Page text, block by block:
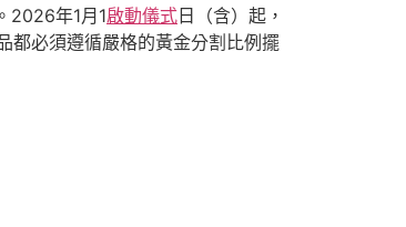
2026年1月1啟動儀式 日（含）起，
都必須遵循嚴格的黃金分割比例擺